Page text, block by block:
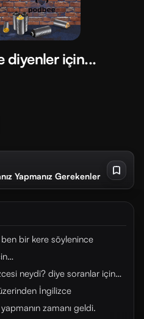
diyenler için...
Yapmanız Gerekenler
bir kere söylenince
neydi? diye soranlar için…
İngilizce
zamanı geldi.